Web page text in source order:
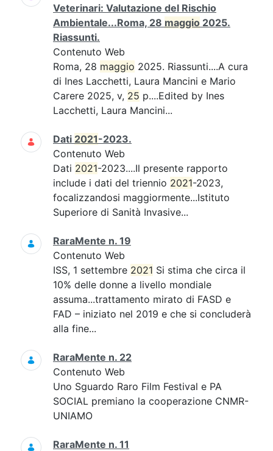
Veterinari: Valutazione del Rischio
Ambientale...Roma, 28 maggio 2025.
Riassunti.
Contenuto Web
Roma, 28 maggio 2025. Riassunti....A cura
di Ines Lacchetti, Laura Mancini e Mario
Carere 2025, v, 25 p....Edited by Ines
Lacchetti, Laura Mancini...
Dati 2021-2023.
Contenuto Web
Dati 2021-2023....Il presente rapporto
include i dati del triennio 2021-2023,
focalizzandosi maggiormente...Istituto
Superiore di Sanità Invasive...
RaraMente n. 19
Contenuto Web
ISS, 1 settembre 2021 Si stima che circa il
10% delle donne a livello mondiale
assuma...trattamento mirato di FASD e
FAD – iniziato nel 2019 e che si concluderà
alla fine...
RaraMente n. 22
Contenuto Web
Uno Sguardo Raro Film Festival e PA
SOCIAL premiano la cooperazione CNMR-
UNIAMO
RaraMente n. 11